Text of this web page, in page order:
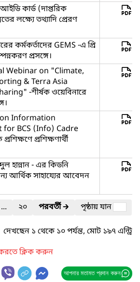
কার্ড (দাপ্তরিক
লক্ষ্যে তথ্যাদি প্রেরণ
কর্মকর্তাদের GEMS -এ প্রি
প্রসঙ্গে।
Webinar on "Climate,
& Terra Asia
-শীর্ষক ওয়েবিনারে
Information
for BCS (Info) Cadre
প্রশিক্ষণার্থী
হান্নান - এর কিডনি
আর্থিক সাহায্যের আবেদন
... ২০ পরবর্তী🡲 পৃষ্ঠায় যান
দেখছেন ১ থেকে ১০ পর্যন্ত, মোট ১৯৭ এন্ট্রি
ক্লিক করুন
আপনার মতামত প্রদান করুন